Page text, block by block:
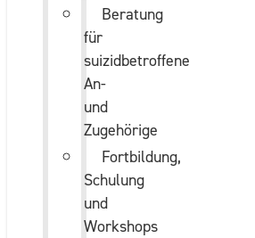
Beratung
für
suizidbetroffene
An-
und
Zugehörige
Fortbildung,
Schulung
und
Workshops